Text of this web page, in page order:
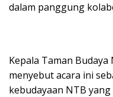
dalam panggung
Kepala Taman
menyebut acara ini
kebudayaan NTB